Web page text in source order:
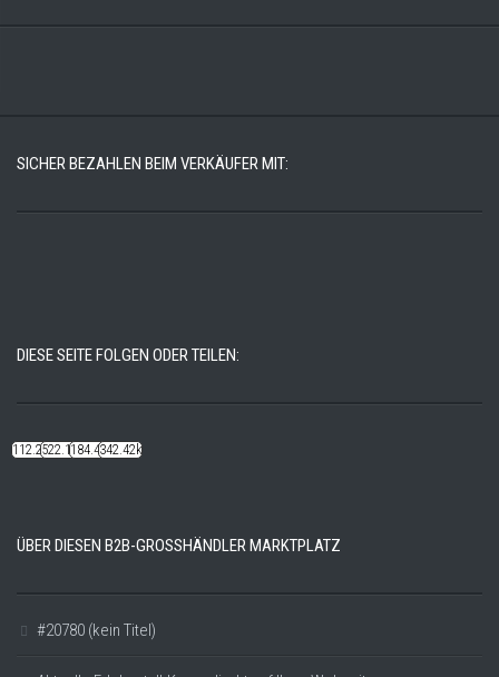
SICHER BEZAHLEN BEIM VERKÄUFER MIT:
DIESE SEITE FOLGEN ODER TEILEN:
112.22k522.14k184.48k342.42k
ÜBER DIESEN B2B-GROSSHÄNDLER MARKTPLATZ
#20780 (kein Titel)